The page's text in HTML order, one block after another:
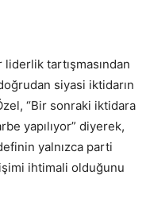
tartışmasından
siyasi iktidarın
“Bir sonraki iktidara
yapılıyor” diyerek,
yalnızca parti
ihtimali olduğunu